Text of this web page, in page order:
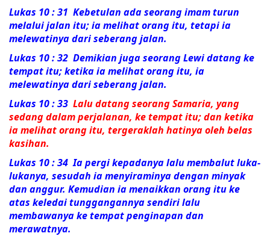
Lukas 10 : 31 Kebetulan ada seorang imam turun
melalui jalan itu; ia melihat orang itu, tetapi ia
melewatinya dari seberang jalan.
Lukas 10 : 32 Demikian juga seorang Lewi datang ke
tempat itu; ketika ia melihat orang itu, ia
melewatinya dari seberang jalan.
Lukas 10 : 33 Lalu datang seorang Samaria, yang
sedang dalam perjalanan, ke tempat itu; dan ketika
ia melihat orang itu, tergeraklah hatinya oleh belas
kasihan.
Lukas 10 : 34Ia pergi kepadanya lalu membalut luka-
lukanya, sesudah ia menyiraminya dengan minyak
dan anggur. Kemudian ia menaikkan orang itu ke
atas keledai tunggangannya sendiri lalu
membawanya ke tempat penginapan dan
merawatnya.